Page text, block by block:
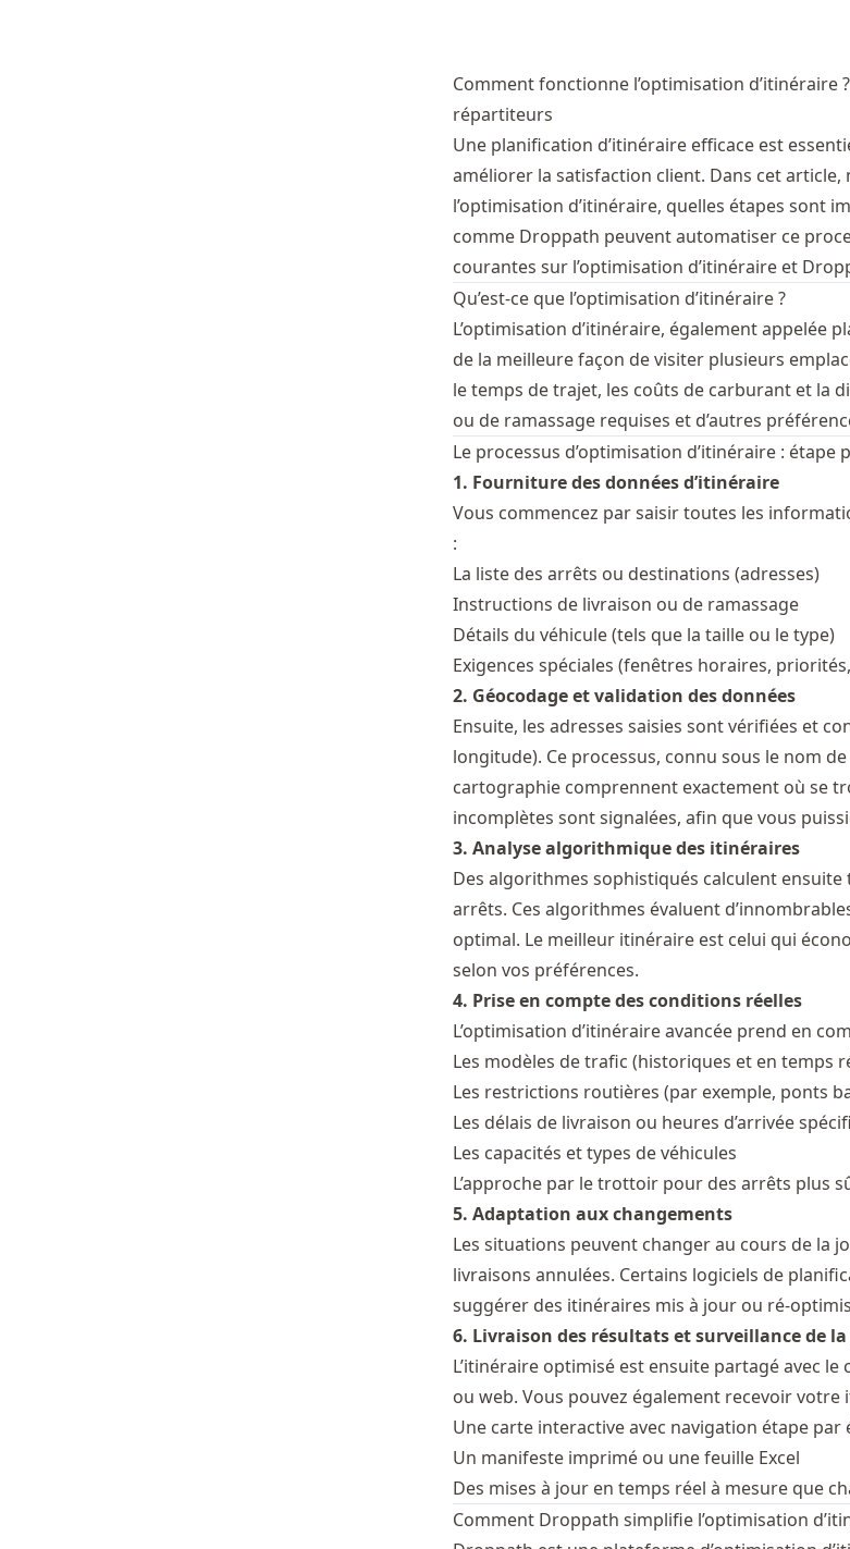
Comment fonctionne l’optimisation
répartiteurs
Une planification d’itinéraire efficace est
améliorer la satisfaction client. Dans cet
l’optimisation d’itinéraire, quelles étapes sont
comme Droppath peuvent automatiser ce
courantes sur l’optimisation d’itinéraire et
Qu’est-ce que l’optimisation d’itinéraire ?
L’optimisation d’itinéraire, également appelée
de la meilleure façon de visiter plusieurs
le temps de trajet, les coûts de carburant et la
ou de ramassage requises et d’autres
Le processus d’optimisation d’itinéraire : étape
1. Fourniture des données d’itinéraire
Vous commencez par saisir toutes les
:
La liste des arrêts ou destinations (adresses)
Instructions de livraison ou de ramassage
Détails du véhicule (tels que la taille ou le type)
Exigences spéciales (fenêtres horaires,
2. Géocodage et validation des données
Ensuite, les adresses saisies sont vérifiées et
longitude). Ce processus, connu sous le nom
cartographie comprennent exactement où se
incomplètes sont signalées, afin que vous
3. Analyse algorithmique des itinéraires
Des algorithmes sophistiqués calculent
arrêts. Ces algorithmes évaluent
optimal. Le meilleur itinéraire est celui qui
selon vos préférences.
4. Prise en compte des conditions réelles
L’optimisation d’itinéraire avancée prend en
Les modèles de trafic (historiques et en temps
Les restrictions routières (par exemple, ponts
Les délais de livraison ou heures d’arrivée
Les capacités et types de véhicules
L’approche par le trottoir pour des arrêts plus
5. Adaptation aux changements
Les situations peuvent changer au cours de la
livraisons annulées. Certains logiciels de
suggérer des itinéraires mis à jour ou ré-
6. Livraison des résultats et surveillance de
L’itinéraire optimisé est ensuite partagé avec
ou web. Vous pouvez également recevoir
Une carte interactive avec navigation étape par
Un manifeste imprimé ou une feuille Excel
Des mises à jour en temps réel à mesure que
Comment Droppath simplifie l’optimisation